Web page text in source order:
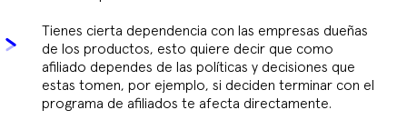
Tienes cierta dependencia con las empresas dueñas
de los productos, esto quiere decir que como
afiliado dependes de las políticas y decisiones que
estas tomen, por ejemplo, si deciden terminar con el
programa de afiliados te afecta directamente.